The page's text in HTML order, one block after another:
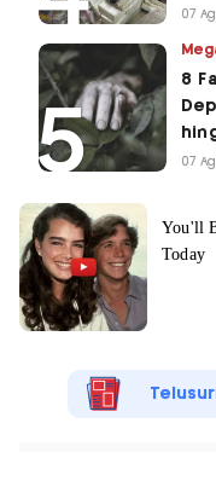
07
8
07